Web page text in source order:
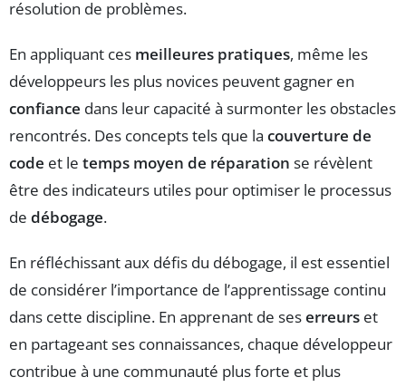
résolution de problèmes.
En appliquant ces meilleures pratiques, même les
développeurs les plus novices peuvent gagner en
confiance dans leur capacité à surmonter les obstacles
rencontrés. Des concepts tels que la couverture de
code et le temps moyen de réparation se révèlent
être des indicateurs utiles pour optimiser le processus
de débogage.
En réfléchissant aux défis du débogage, il est essentiel
de considérer l’importance de l’apprentissage continu
dans cette discipline. En apprenant de seserreurs et
en partageant ses connaissances, chaque développeur
contribue à une communauté plus forte et plus